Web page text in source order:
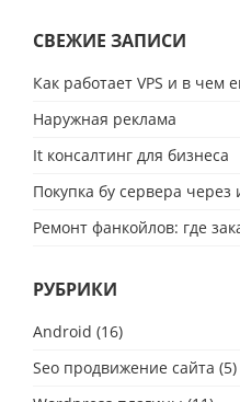
СВЕЖИЕ ЗАПИСИ
Как работает VPS и в чем
Наружная реклама
It консалтинг для бизнеса
Покупка бу сервера через
Ремонт фанкойлов: где
РУБРИКИ
Android (16)
Seo продвижение сайта (5)